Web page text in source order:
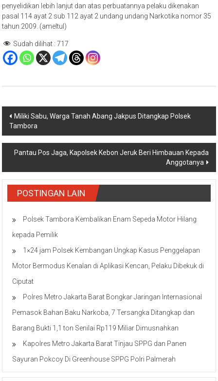
penyelidikan lebih lanjut dan atas perbuatannya pelaku dikenakan
pasal 114 ayat 2 sub 112 ayat 2 undang undang Narkotika nomor 35
tahun 2009. (ameltul)
Sudah dilihat : 717
Navigasi
pos
Miliki Sabu, Warga Tanah Abang Jakpus Ditangkap Polsek
Tambora
Pantau Pos Jaga, Kapolsek Kebon Jeruk Beri Himbauan Kepada
Anggotanya
POSTINGAN LAIN
Polsek Tambora Kembalikan Enam Sepeda Motor Hilang
kepada Pemilik
1×24 jam Polsek Kembangan Ungkap Kasus Penggelapan
Motor Bermodus Kenalan di Aplikasi Kencan, Pelaku Dibekuk di
Ciputat
Polres Metro Jakarta Barat Bongkar Jaringan Internasional
Pemasok Bahan Baku Narkoba, 7 Tersangka Ditangkap dan
Barang Bukti 1,1 ton Senilai Rp119 Miliar Dimusnahkan
Kapolres Metro Jakarta Barat Tinjau SPPG dan Panen
Sayuran Pokcoy Di Greenhouse SPPG Polri Palmerah